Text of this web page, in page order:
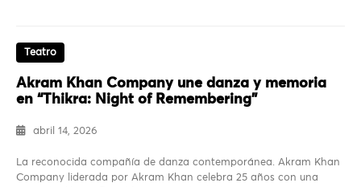
Teatro
Akram Khan Company une danza y memoria
en “Thikra: Night of Remembering”
abril 14, 2026
La reconocida compañía de danza contemporánea. Akram Khan
Company liderada por Akram Khan celebra 25 años con una